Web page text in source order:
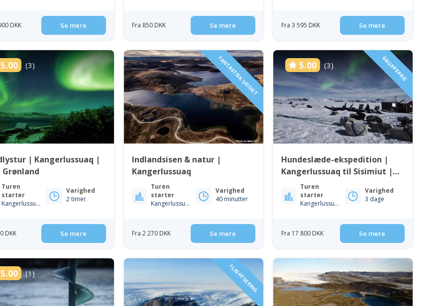
DKK Se mere Fra 850 DKK Se mere Fra 3 595 DKK Se mere
5.00 (3)
| Kangerlussuaq |
Grønland
Turen
starter
Kangerlussuaq
Varighed
2 timer
DKK Se mere
FANTASTISK UDSIGT
Indlandsisen & natur |
Kangerlussuaq
Turen
starter
Kangerlussuaq
Varighed
40 minutter
Fra 2 270 DKK Se mere
5.00 (3) GRUPPEPRIS
Hundeslæde-ekspedition |
Kangerlussuaq til Sisimiut |
Vest Grønland
Turen
starter
Kangerlussuaq
Varighed
3 dage
Fra 17 800 DKK Se mere
5.00 (1) FLIGHTSEEING